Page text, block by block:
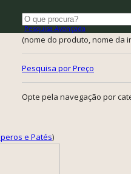
Pesquisa Avançada
(nome do produto, nome da
Pesquisa por Preço
Opte pela navegação por
e Patés)